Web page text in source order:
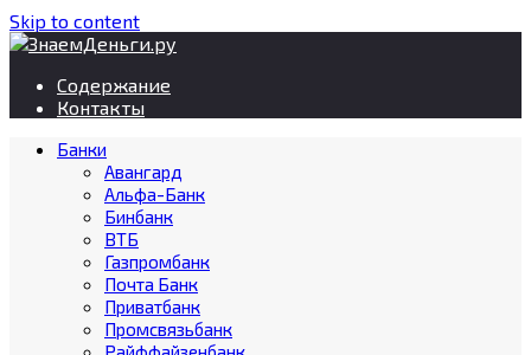
Skip to content
Содержание
Контакты
Банки
Авангард
Альфа-Банк
Бинбанк
ВТБ
Газпромбанк
Почта Банк
Приватбанк
Промсвязьбанк